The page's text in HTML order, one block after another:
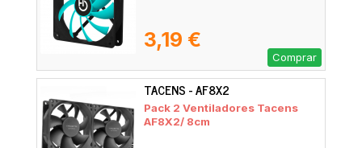
3,19 €
Comprar
TACENS - AF8X2
Pack 2 Ventiladores Tacens
AF8X2/ 8cm